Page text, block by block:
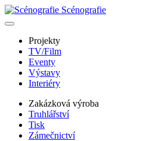
Scénografie
Projekty
TV/Film
Eventy
Výstavy
Interiéry
Zakázková výroba
Truhlářství
Tisk
Zámečnictví